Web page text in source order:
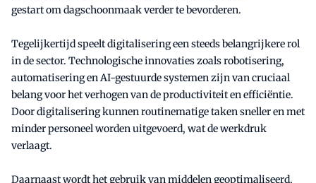
gestart om dagschoonmaak verder te bevorderen.
Tegelijkertijd speelt digitalisering een steeds belangrijkere rol
in de sector. Technologische innovaties zoals robotisering,
automatisering en AI-gestuurde systemen zijn van cruciaal
belang voor het verhogen van de productiviteit en efficiëntie.
Door digitalisering kunnen routinematige taken sneller en met
minder personeel worden uitgevoerd, wat de werkdruk
verlaagt.
Daarnaast wordt het gebruik van middelen geoptimaliseerd,